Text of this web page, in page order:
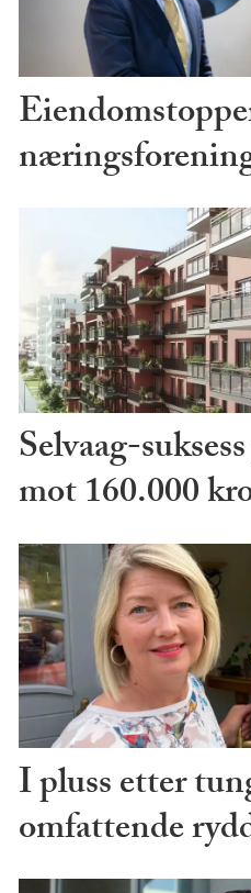
Selvaag-
mot 160.000
I pluss etter
omfattende